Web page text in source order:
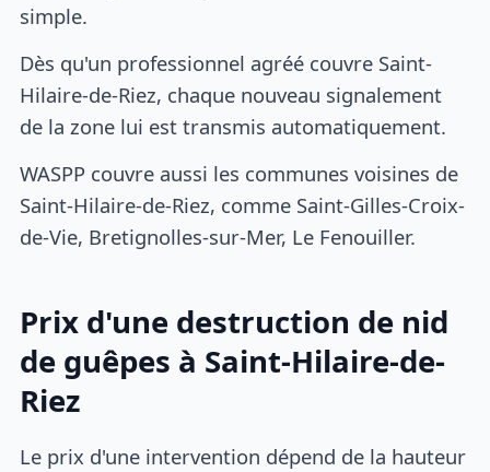
simple.
Dès qu'un professionnel agréé couvre Saint-
Hilaire-de-Riez, chaque nouveau signalement
de la zone lui est transmis automatiquement.
WASPP couvre aussi les communes voisines de
Saint-Hilaire-de-Riez, comme Saint-Gilles-Croix-
de-Vie, Bretignolles-sur-Mer, Le Fenouiller.
Prix d'une destruction de nid
de guêpes à Saint-Hilaire-de-
Riez
Le prix d'une intervention dépend de la hauteur